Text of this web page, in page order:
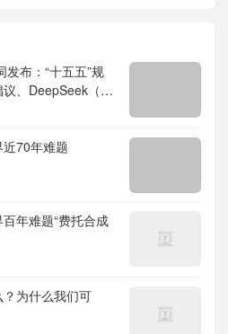
布：“十五五”规
、DeepSeek（深
、票根经济、育
70年难题
年难题“费托合成
为什么我们可